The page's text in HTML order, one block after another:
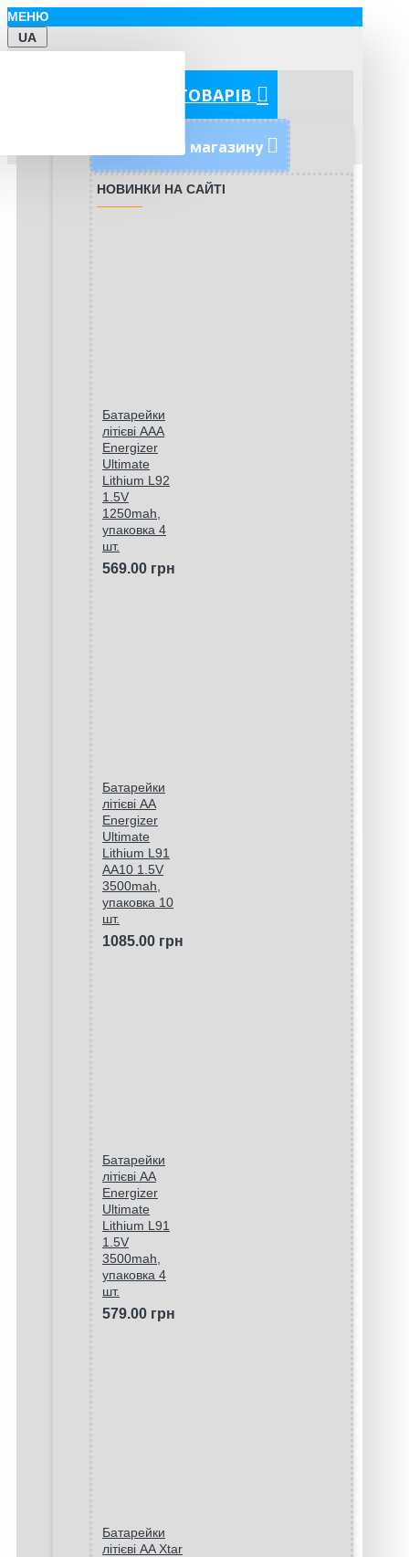
МЕНЮ
UA
КАТЕГОРІЇ ТОВАРІВ
Новинки магазину
НОВИНКИ НА САЙТІ
Батарейки
літієві ААA
Energizer
Ultimate
Lithium L92
1.5V
1250mah,
упаковка 4
шт.
569.00 грн
Батарейки
літієві AA
Energizer
Ultimate
Lithium L91
AA10 1.5V
3500mah,
упаковка 10
шт.
1085.00 грн
Батарейки
літієві AA
Energizer
Ultimate
Lithium L91
1.5V
3500mah,
упаковка 4
шт.
579.00 грн
Батарейки
літієві AA Xtar